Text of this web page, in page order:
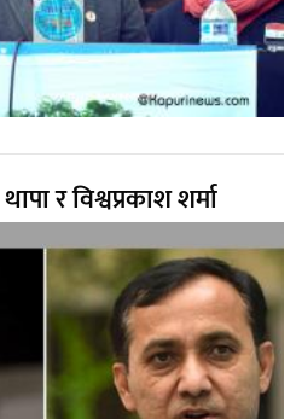
र विश्वप्रकाश शर्मा